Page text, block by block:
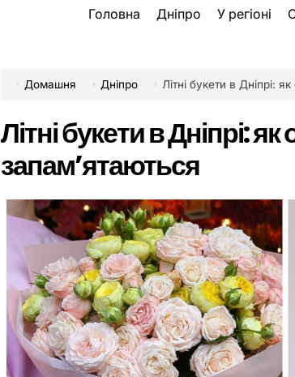
Головна Дніпро У регіоні
Домашня Дніпро Літні букети в Дніпрі:
Літні букети в Дніпрі:
запам’ятаються